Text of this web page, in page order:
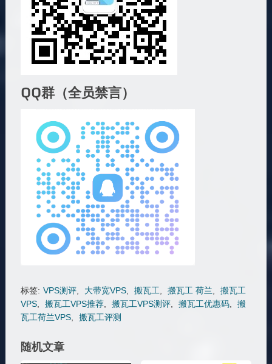
QQ群（全员禁言）
标签: VPS测评, 大带宽VPS, 搬瓦工, 搬瓦工 荷兰,
搬瓦工
VPS, 搬瓦工VPS推荐, 搬瓦工VPS测评, 搬瓦工优惠码,
搬
瓦工荷兰VPS, 搬瓦工评测
随机文章